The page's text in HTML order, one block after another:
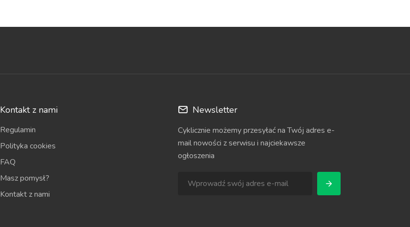
Kontakt z nami
Regulamin
Polityka cookies
FAQ
Masz pomysł?
Kontakt z nami
Newsletter
Cyklicznie możemy przesyłać na Twój adres e-
mail nowości z serwisu i najciekawsze
ogłoszenia